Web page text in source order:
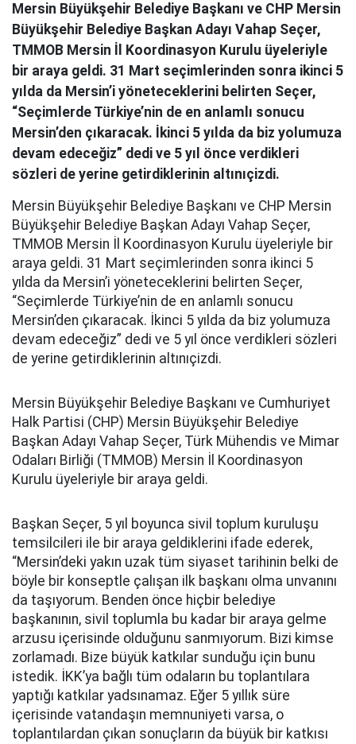
Mersin Büyükşehir Belediye Başkanı ve CHP Mersin
Büyükşehir Belediye Başkan Adayı Vahap Seçer,
TMMOB Mersin İl Koordinasyon Kurulu üyeleriyle
bir araya geldi. 31 Mart seçimlerinden sonra ikinci 5
yılda da Mersin’i yöneteceklerini belirten Seçer,
“Seçimlerde Türkiye’nin de en anlamlı sonucu
Mersin’den çıkaracak. İkinci 5 yılda da biz yolumuza
devam edeceğiz” dedi ve 5 yıl önce verdikleri
sözleri de yerine getirdiklerinin altınıçizdi.
Mersin Büyükşehir Belediye Başkanı ve CHP Mersin
Büyükşehir Belediye Başkan Adayı Vahap Seçer,
TMMOB Mersin İl Koordinasyon Kurulu üyeleriyle bir
araya geldi. 31 Mart seçimlerinden sonra ikinci 5
yılda da Mersin’i yöneteceklerini belirten Seçer,
“Seçimlerde Türkiye’nin de en anlamlı sonucu
Mersin’den çıkaracak. İkinci 5 yılda da biz yolumuza
devam edeceğiz” dedi ve 5 yıl önce verdikleri sözleri
de yerine getirdiklerinin altınıçizdi.
Mersin Büyükşehir Belediye Başkanı ve Cumhuriyet
Halk Partisi (CHP) Mersin Büyükşehir Belediye
Başkan Adayı Vahap Seçer, Türk Mühendis ve Mimar
Odaları Birliği (TMMOB) Mersin İl Koordinasyon
Kurulu üyeleriyle bir araya geldi.
Başkan Seçer, 5 yıl boyunca sivil toplum kuruluşu
temsilcileri ile bir araya geldiklerini ifade ederek,
“Mersin’deki yakın uzak tüm siyaset tarihinin belki de
böyle bir konseptle çalışan ilk başkanı olma unvanını
da taşıyorum. Benden önce hiçbir belediye
başkanının, sivil toplumla bu kadar bir araya gelme
arzusu içerisinde olduğunu sanmıyorum. Bizi kimse
zorlamadı. Bize büyük katkılar sunduğu için bunu
istedik. İKK’ya bağlı tüm odaların bu toplantılara
yaptığı katkılar yadsınamaz. Eğer 5 yıllık süre
içerisinde vatandaşın memnuniyeti varsa, o
toplantılardan çıkan sonuçların da büyük bir katkısı